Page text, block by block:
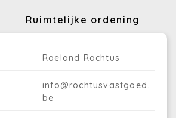
Ruimtelijke ordening
Roeland Rochtus
info@rochtusvastgoed.
be